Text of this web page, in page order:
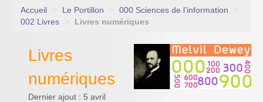
Le Portillon
Nos outils de partage
Accueil > Le Portillon > 000 Sciences de l’information
>
002 Livres
> Livres numériques
Livres
numériques
Dernier ajout : 5 avril